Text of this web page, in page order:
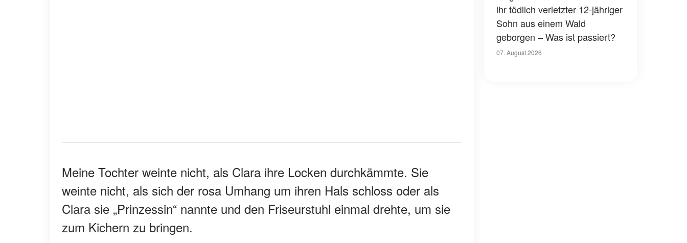
Meine Tochter weinte nicht, als Clara ihre Locken durchkämmte. Sie
weinte nicht, als sich der rosa Umhang um ihren Hals schloss oder als
Clara sie „Prinzessin“ nannte und den Friseurstuhl einmal drehte, um sie
zum Kichern zu bringen.
ihr tödlich verletzter 12-jähriger
Sohn aus einem Wald
geborgen – Was ist passiert?
07. August 2026